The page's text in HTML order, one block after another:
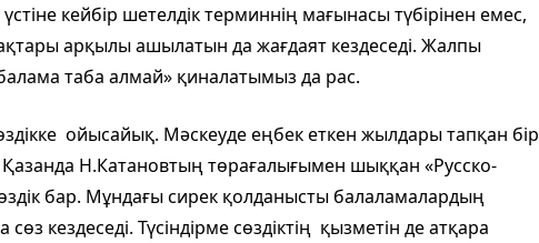
кейбір шетелдік терминнің мағынасы түбірінен емес,
арқылы ашылатын да жағдаят кездеседі. Жалпы
таба алмай» қиналатымыз да рас.
ойысайық. Мәскеуде еңбек еткен жылдары тапқан бір
Н.Катановтың төрағалығымен шыққан «Русско-
бар. Мұндағы сирек қолданысты балаламалардың
кездеседі. Түсіндірме сөздіктің қызметін де атқара